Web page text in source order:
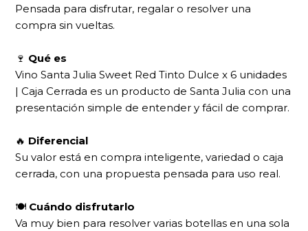
Pensada para disfrutar, regalar o resolver una
compra sin vueltas.
🍷 Qué es
Vino Santa Julia Sweet Red Tinto Dulce x 6 unidades
| Caja Cerrada es un producto de Santa Julia con una
presentación simple de entender y fácil de comprar.
🔥 Diferencial
Su valor está en compra inteligente, variedad o caja
cerrada, con una propuesta pensada para uso real.
🍽 Cuándo disfrutarlo
Va muy bien para resolver varias botellas en una sola